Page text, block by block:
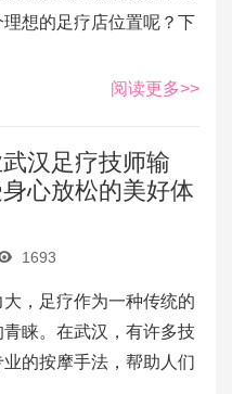
想的足疗店位置呢？下
阅读更多>>
汉足疗技师输
心放松的美好体
1693
，足疗作为一种传统的
睐。在武汉，有许多技
的按摩手法，帮助人们